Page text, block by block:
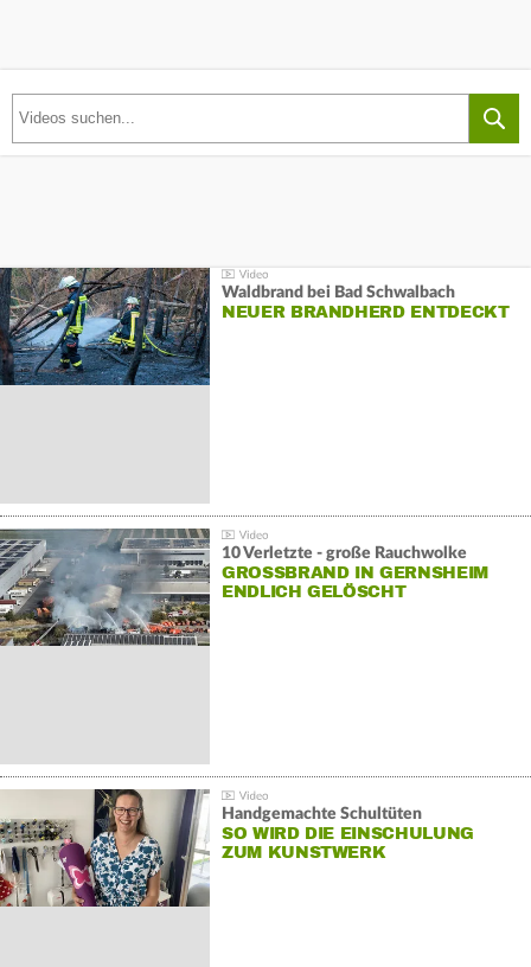
Waldbrand bei Bad Schwalbach
NEUER BRANDHERD ENTDECKT
10 Verletzte - große Rauchwolke
GROSSBRAND IN GERNSHEIM E
NDLICH GELÖSCHT
Handgemachte Schultüten
SO WIRD DIE EINSCHULUNG
ZUM KUNSTWERK